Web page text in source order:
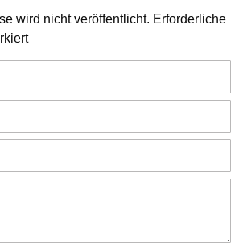
wird nicht veröffentlicht. Erforderliche